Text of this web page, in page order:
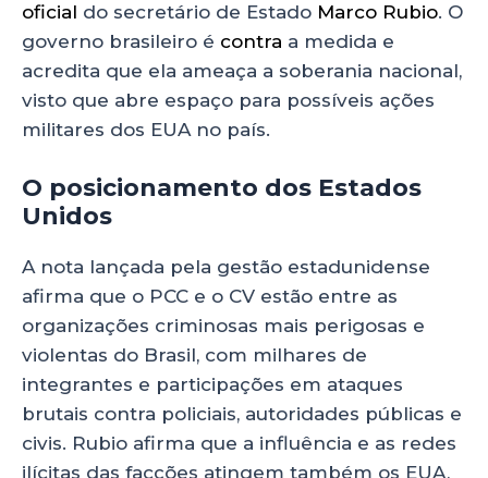
oficial do secretário de Estado Marco Rubio. O
governo brasileiro é contra a medida e
acredita que ela ameaça a soberania nacional,
visto que abre espaço para possíveis ações
militares dos EUA no país.
O posicionamento dos Estados
Unidos
A nota lançada pela gestão estadunidense
afirma que o PCC e o CV estão entre as
organizações criminosas mais perigosas e
violentas do Brasil, com milhares de
integrantes e participações em ataques
brutais contra policiais, autoridades públicas e
civis. Rubio afirma que a influência e as redes
ilícitas das facções atingem também os EUA,